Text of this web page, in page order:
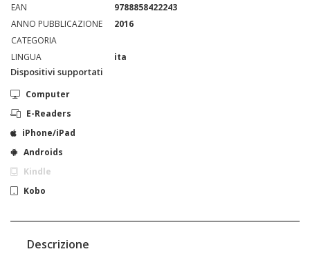
EAN
9788858422243
ANNO PUBBLICAZIONE
2016
CATEGORIA
LINGUA
ita
Dispositivi supportati
Computer
E-Readers
iPhone/iPad
Androids
Kindle
Kobo
Descrizione